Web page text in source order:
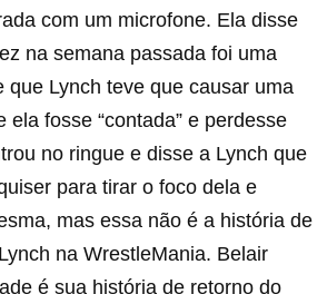
com um microfone. Ela disse
na semana passada foi uma
que Lynch teve que causar uma
ela fosse “contada” e perdesse
no ringue e disse a Lynch que
para tirar o foco dela e
mas essa não é a história de
na WrestleMania. Belair
é sua história de retorno do